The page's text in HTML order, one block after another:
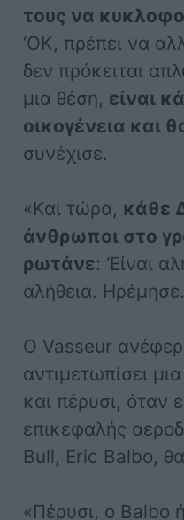
τους να
‘ΟΚ, πρέπει να
δεν πρόκειται
μια θέση, είναι
οικογένεια και
συνέχισε.
«Και τώρα, κάθε
άνθρωποι στο
ρωτάνε: ‘Είναι
αλήθεια.
Ο Vasseur
αντιμετωπίσει
και πέρυσι, όταν
επικεφαλής
Bull, Eric Balbo,
«Πέρυσι, ο Balbo